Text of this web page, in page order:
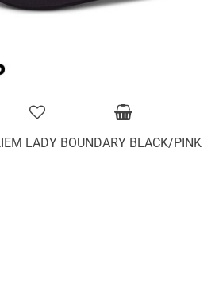
LADY BOUNDARY BLACK/PINK